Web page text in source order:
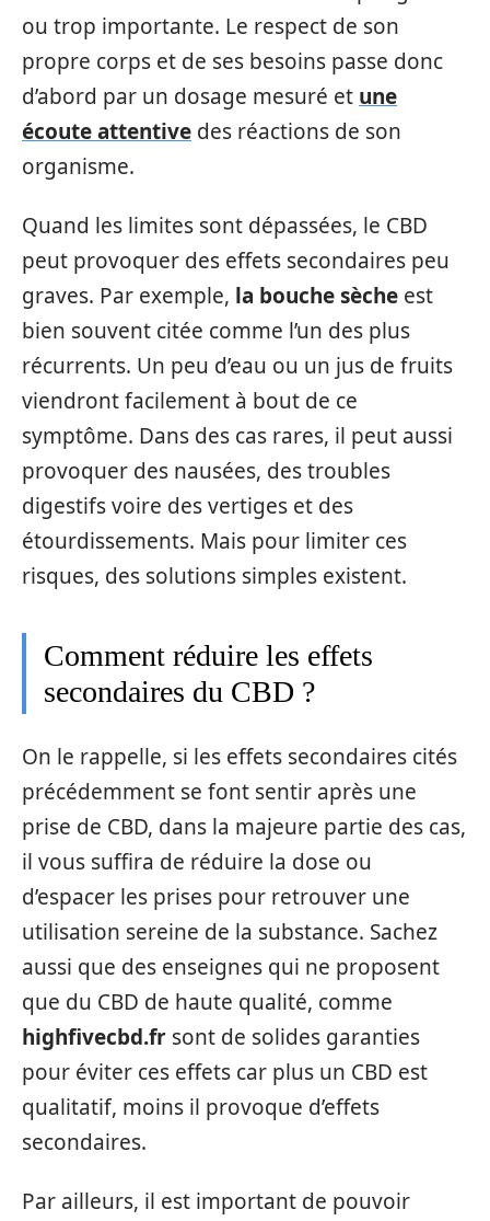
ou trop importante. Le respect de son
propre corps et de ses besoins passe donc
d’abord par un dosage mesuré et une
écoute attentive des réactions de son
organisme.
Quand les limites sont dépassées, le CBD
peut provoquer des effets secondaires peu
graves. Par exemple, la bouche sèche est
bien souvent citée comme l’un des plus
récurrents. Un peu d’eau ou un jus de fruits
viendront facilement à bout de ce
symptôme. Dans des cas rares, il peut aussi
provoquer des nausées, des troubles
digestifs voire des vertiges et des
étourdissements. Mais pour limiter ces
risques, des solutions simples existent.
Comment réduire les effets
secondaires du CBD ?
On le rappelle, si les effets secondaires cités
précédemment se font sentir après une
prise de CBD, dans la majeure partie des cas,
il vous suffira de réduire la dose ou
d’espacer les prises pour retrouver une
utilisation sereine de la substance. Sachez
aussi que des enseignes qui ne proposent
que du CBD de haute qualité, comme
highfivecbd.fr sont de solides garanties
pour éviter ces effets car plus un CBD est
qualitatif, moins il provoque d’effets
secondaires.
Par ailleurs, il est important de pouvoir